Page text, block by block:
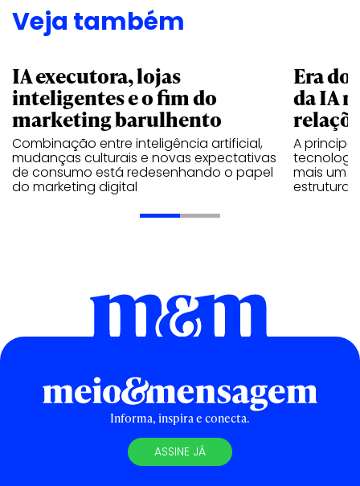
Veja também
IA executora, lojas
inteligentes e o fim do
marketing barulhento
Combinação entre inteligência artificial,
mudanças culturais e novas expectativas
de consumo está redesenhando o papel
do marketing digital
Era do
da IA
A
mais um
Informa, inspira e conecta.
ASSINE JÁ